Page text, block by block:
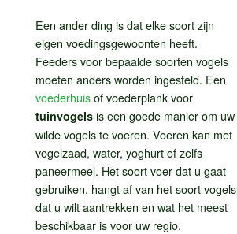
Een ander ding is dat elke soort zijn
eigen voedingsgewoonten heeft.
Feeders voor bepaalde soorten vogels
moeten anders worden ingesteld. Een
voederhuisof voederplank voor
tuinvogels is een goede manier om uw
wilde vogels te voeren. Voeren kan met
vogelzaad, water, yoghurt of zelfs
paneermeel. Het soort voer dat u gaat
gebruiken, hangt af van het soort vogels
dat u wilt aantrekken en wat het meest
beschikbaar is voor uw regio.